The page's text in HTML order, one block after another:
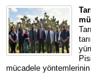
mücadele yöntemlerinin